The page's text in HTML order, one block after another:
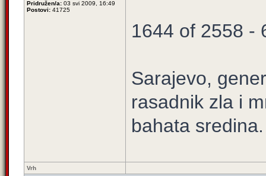
Pridružen/a: 03 svi 2009, 16:49
Postovi: 41725
1644 of 2558 -
Sarajevo,
rasadnik zla i
bahata sredina.
Vrh